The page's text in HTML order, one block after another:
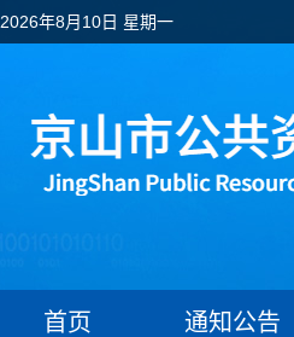
2026年8月10日 星期一
首页 通知公告